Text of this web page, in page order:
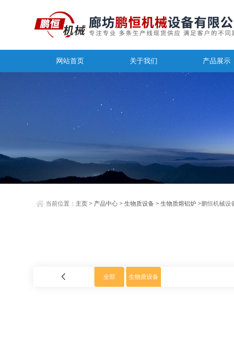
网站首页 关于我们 产品展示
当前位置： 主页 > 产品中心 >生物质设备 >生物质熔铝炉 >鹏恒机械设
全部 生物质设备